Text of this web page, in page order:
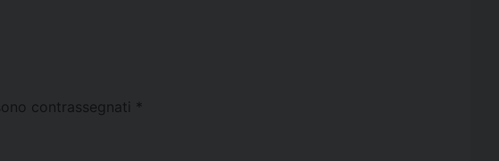
contrassegnati *